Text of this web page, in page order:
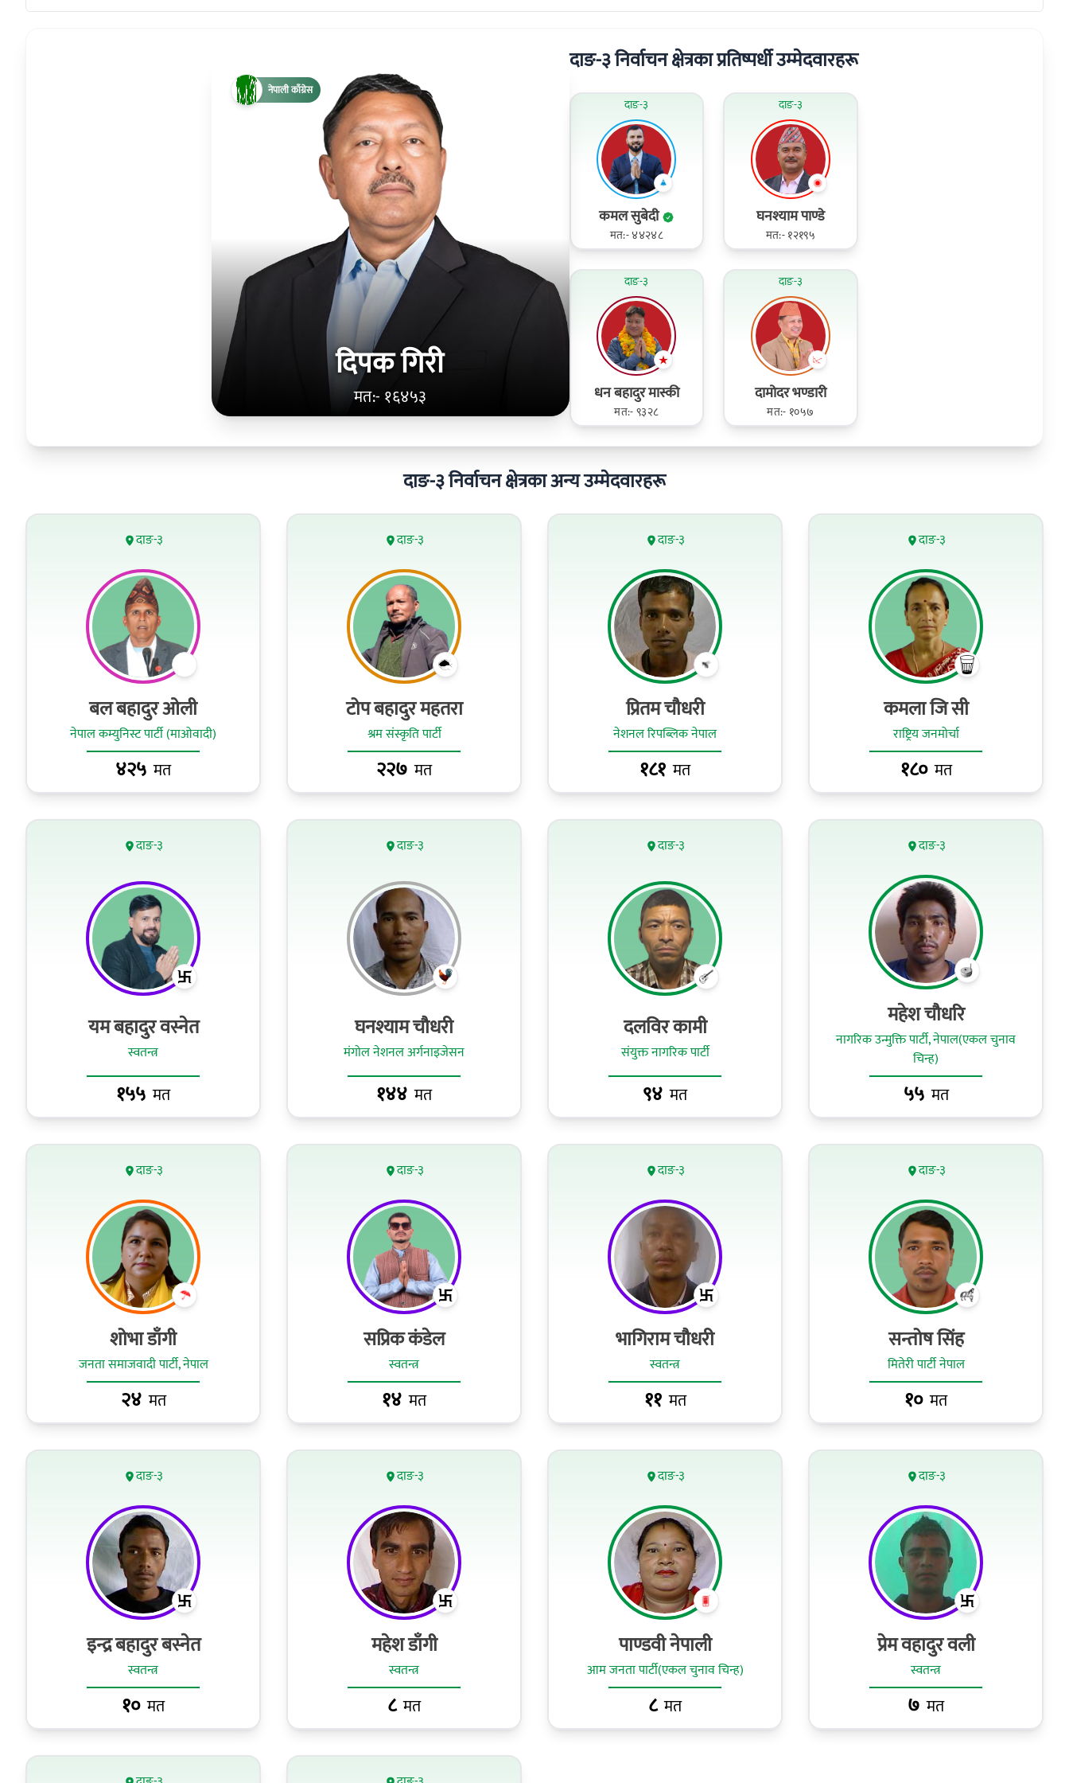
दिपक गिरी
मत:- १६४५३
नेपाली काँग्रेस
दाङ-३ निर्वाचन क्षेत्रका प्रतिष्पर्धी उम्मेदवारहरू
दाङ-३
कमल सुबेदी
मत:- ४४२४८
दाङ-३
घनश्याम पाण्डे
मत:- १२१९५
दाङ-३
धन बहादुर मास्की
मत:- ९३२८
दाङ-३
दामोदर भण्डारी
मत:- १०५७
दाङ-३ निर्वाचन क्षेत्रका अन्य उम्मेदवारहरू
दाङ-३
बल बहादुर ओली
नेपाल कम्युनिस्ट पार्टी (माओवादी)
४२५ मत
दाङ-३
टोप बहादुर महतरा
श्रम संस्कृति पार्टी
२२७ मत
दाङ-३
प्रितम चौधरी
नेशनल रिपब्लिक नेपाल
१८१ मत
दाङ-३
कमला जि सी
राष्ट्रिय जनमोर्चा
१८० मत
दाङ-३
यम बहादुर वस्नेत
स्वतन्त्र
१५५ मत
दाङ-३
घनश्याम चौधरी
मंगोल नेशनल अर्गनाइजेसन
१४४ मत
दाङ-३
दलविर कामी
संयुक्त नागरिक पार्टी
९४ मत
दाङ-३
महेश चौधरि
नागरिक उन्मुक्ति पार्टी, नेपाल(एकल चुनाव
चिन्ह)
५५ मत
दाङ-३
शोभा डाँगी
जनता समाजवादी पार्टी, नेपाल
२४ मत
दाङ-३
सप्रिक कंडेल
स्वतन्त्र
१४ मत
दाङ-३
भागिराम चौधरी
स्वतन्त्र
११ मत
दाङ-३
सन्तोष सिंह
मितेरी पार्टी नेपाल
१० मत
दाङ-३
इन्द्र बहादुर बस्नेत
स्वतन्त्र
१० मत
दाङ-३
महेश डाँगी
स्वतन्त्र
८ मत
दाङ-३
पाण्डवी नेपाली
आम जनता पार्टी(एकल चुनाव चिन्ह)
८ मत
दाङ-३
प्रेम वहादुर वली
स्वतन्त्र
७ मत